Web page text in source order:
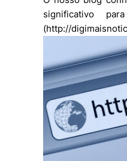
significativo
(http://